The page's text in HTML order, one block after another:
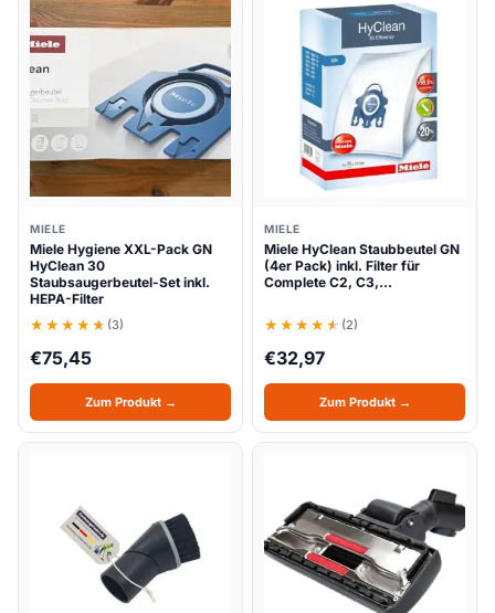
MIELE
Miele Hygiene XXL-Pack GN
HyClean 30
Staubsaugerbeutel-Set inkl.
HEPA-Filter
(3)
€75,45
Zum Produkt →
MIELE
Miele HyClean Staubbeutel GN
(4er Pack) inkl. Filter für
Complete C2, C3,…
(2)
€32,97
Zum Produkt →